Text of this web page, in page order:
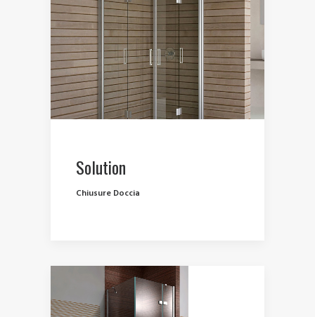
Solution
Chiusure Doccia